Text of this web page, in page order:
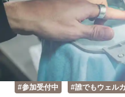
Tokyo
Nagoya
Osaka
#参加受付中 #誰でもウェル